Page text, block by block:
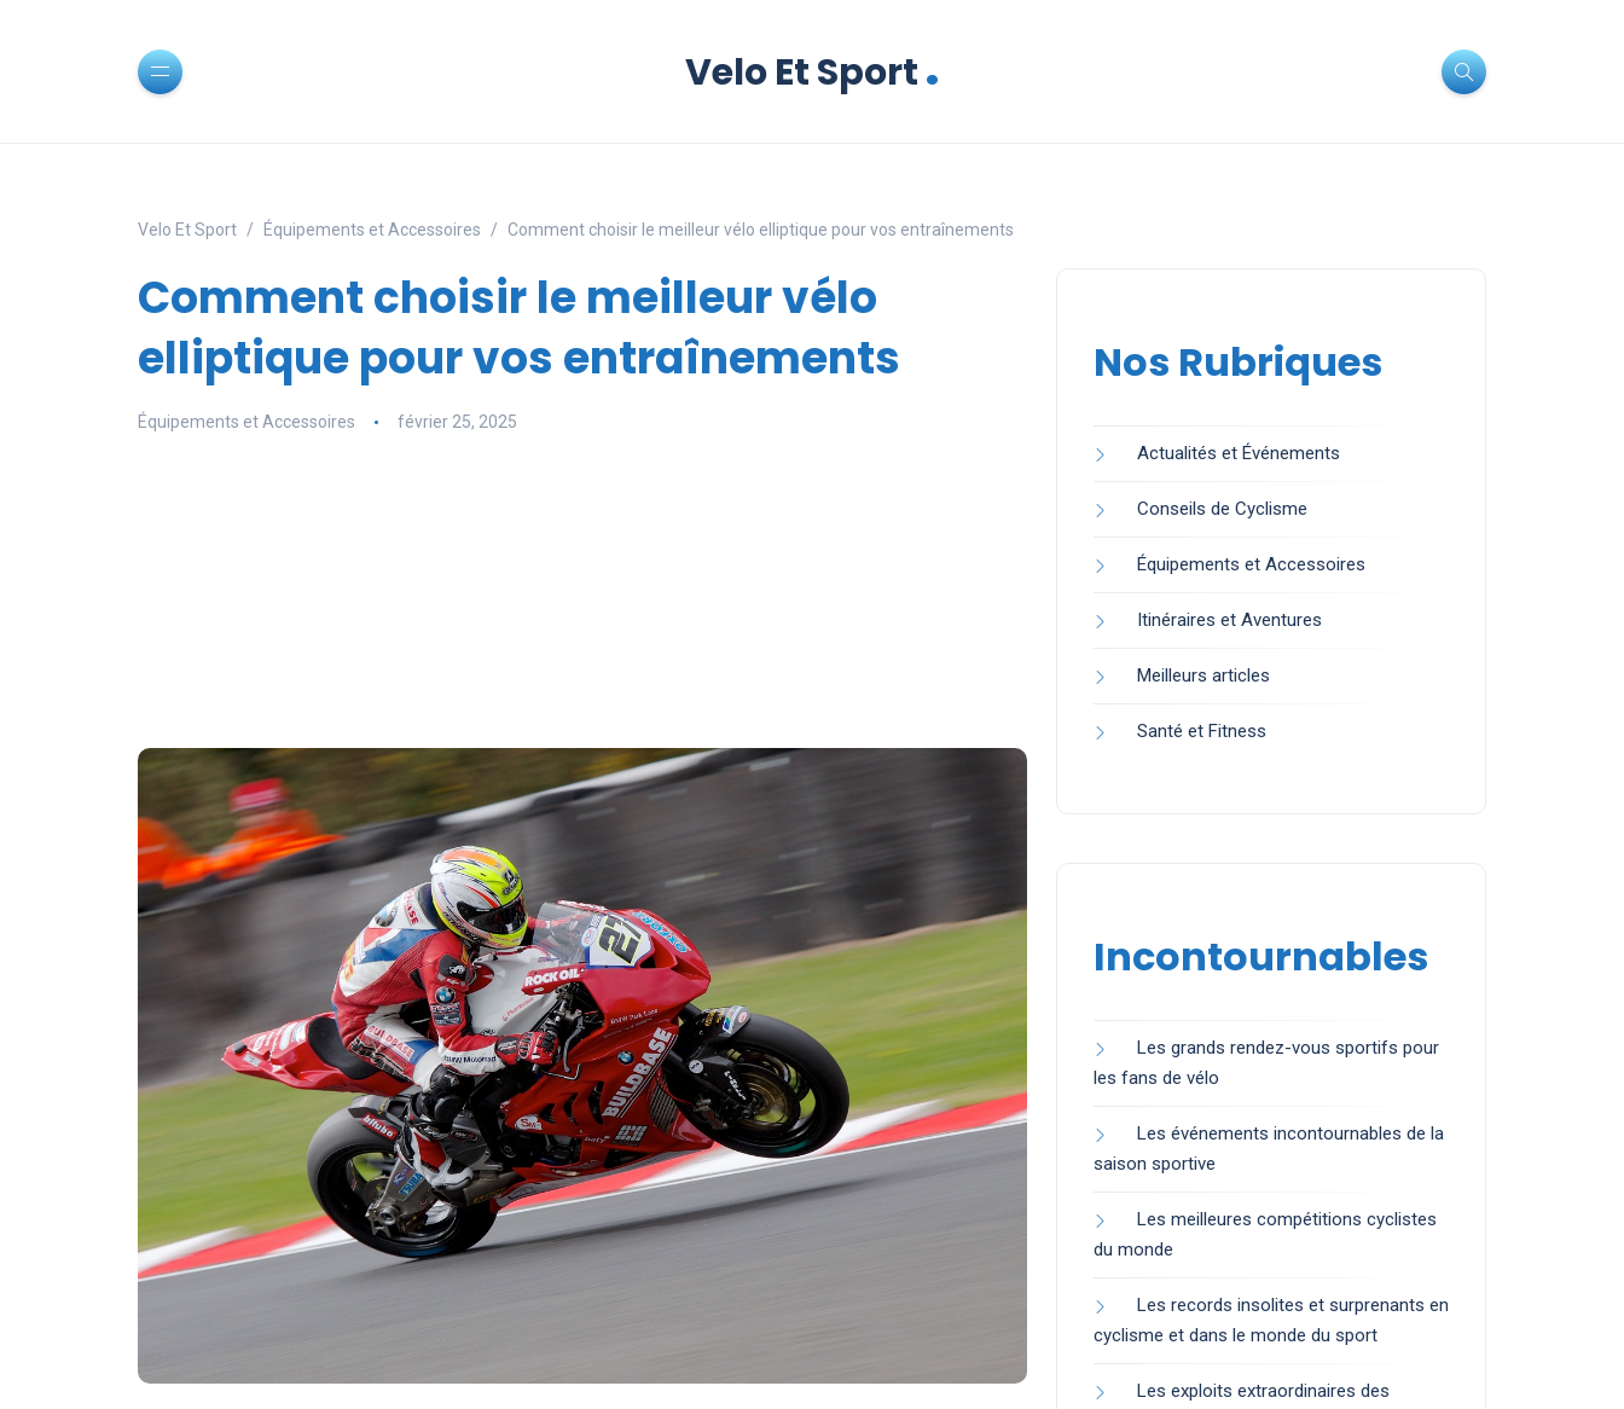
Velo Et Sport.
Velo Et Sport Équipements et Accessoires Comment choisir le meilleur vélo elliptique pour vos entraînements
Comment choisir le meilleur vélo
elliptique pour vos entraînements
Équipements et Accessoires février 25, 2025
Nos Rubriques
Actualités et Événements
Conseils de Cyclisme
Équipements et Accessoires
Itinéraires et Aventures
Meilleurs articles
Santé et Fitness
Incontournables
Les grands rendez-vous sportifs pour
les fans de vélo
Les événements incontournables de la
saison sportive
Les meilleures compétitions cyclistes
du monde
Les records insolites et surprenants en
cyclisme et dans le monde du sport
Les exploits extraordinaires des